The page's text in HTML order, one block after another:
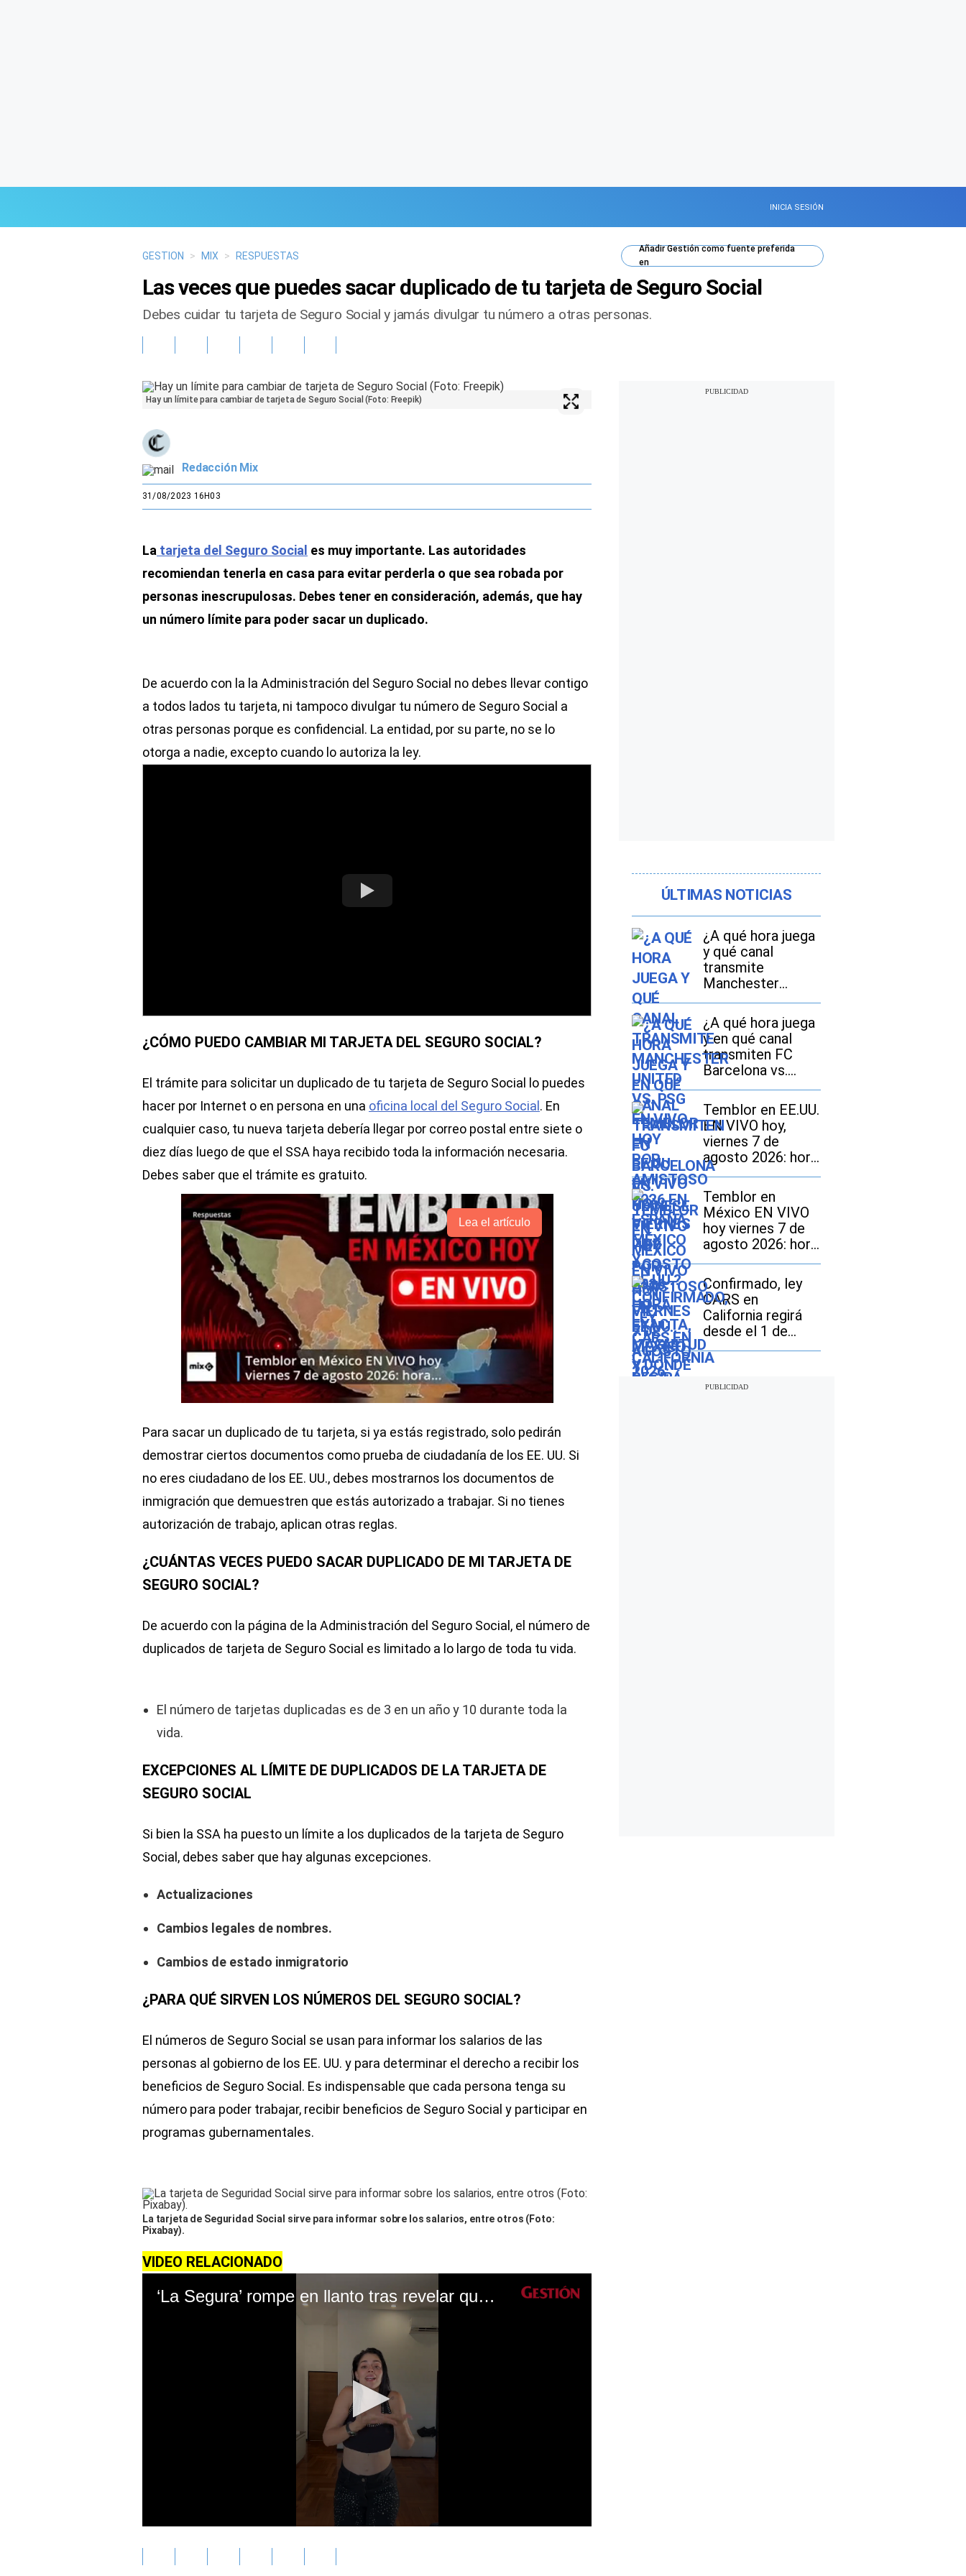
INICIA SESIÓN
GESTION > MIX > RESPUESTAS
AñadirGestióncomo fuente preferida
en
Las veces que puedes sacar duplicado de tu tarjeta de Seguro Social
Debes cuidar tu tarjeta de Seguro Social y jamás divulgar tu número a otras personas.
Hay un límite para cambiar de tarjeta de Seguro Social (Foto: Freepik)
Redacción Mix
31/08/2023 16H03
La tarjeta del Seguro Social es muy importante. Las autoridades
recomiendan tenerla en casa para evitar perderla o que sea robada por
personas inescrupulosas. Debes tener en consideración, además, que hay
un número límite para poder sacar un duplicado.
De acuerdo con la la Administración del Seguro Social no debes llevar contigo
a todos lados tu tarjeta, ni tampoco divulgar tu número de Seguro Social a
otras personas porque es confidencial. La entidad, por su parte, no se lo
otorga a nadie, excepto cuando lo autoriza la ley.
¿CÓMO PUEDO CAMBIAR MI TARJETA DEL SEGURO SOCIAL?
El trámite para solicitar un duplicado de tu tarjeta de Seguro Social lo puedes
hacer por Internet o en persona en una oficina local del Seguro Social . En
cualquier caso, tu nueva tarjeta debería llegar por correo postal entre siete o
diez días luego de que el SSA haya recibido toda la información necesaria.
Debes saber que el trámite es gratuito.
Lea el artículo
Para sacar un duplicado de tu tarjeta, si ya estás registrado, solo pedirán
demostrar ciertos documentos como prueba de ciudadanía de los EE. UU. Si
no eres ciudadano de los EE. UU., debes mostrarnos los documentos de
inmigración que demuestren que estás autorizado a trabajar. Si no tienes
autorización de trabajo, aplican otras reglas.
¿CUÁNTAS VECES PUEDO SACAR DUPLICADO DE MI TARJETA DE
SEGURO SOCIAL?
De acuerdo con la página de la Administración del Seguro Social, el número de
duplicados de tarjeta de Seguro Social es limitado a lo largo de toda tu vida.
El número de tarjetas duplicadas es de 3 en un año y 10 durante toda la
vida.
EXCEPCIONES AL LÍMITE DE DUPLICADOS DE LA TARJETA DE
SEGURO SOCIAL
Si bien la SSA ha puesto un límite a los duplicados de la tarjeta de Seguro
Social, debes saber que hay algunas excepciones.
Actualizaciones
Cambios legales de nombres.
Cambios de estado inmigratorio
¿PARA QUÉ SIRVEN LOS NÚMEROS DEL SEGURO SOCIAL?
El números de Seguro Social se usan para informar los salarios de las
personas al gobierno de los EE. UU. y para determinar el derecho a recibir los
beneficios de Seguro Social. Es indispensable que cada persona tenga su
número para poder trabajar, recibir beneficios de Seguro Social y participar en
programas gubernamentales.
La tarjeta de Seguridad Social sirve para informar sobre los salarios, entre otros (Foto:
Pixabay).
VIDEO RELACIONADO
‘La Segura’ rompe en llanto tras revelar que la “desahuciaron”
10
ÚLTIMAS NOTICIAS
¿A qué hora juega
y qué canal
transmite
Manchester
United vs. PSG EN
VIVO hoy por
amistoso 2026 en
España, México y
EE.UU.?
¿A qué hora juega
y en qué canal
transmiten FC
Barcelona vs.
Udinese EN VIVO
hoy por amistoso
en EE.UU., México
y España?
Temblor en EE.UU.
EN VIVO hoy,
viernes 7 de
agosto 2026: hora
exacta, magnitud y
dónde fue el
epicentro del
último sismo
Temblor en
México EN VIVO
hoy viernes 7 de
agosto 2026: hora
exacta, magnitud y
dónde fue el
epicentro del
último
Confirmado, ley
CARS en
California regirá
desde el 1 de
octubre: en qué
consiste y qué
pagar los